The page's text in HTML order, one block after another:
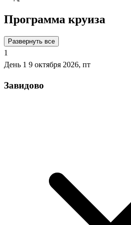
Программа круиза
Развернуть все
1
День 1 9 октября 2026, пт
Завидово